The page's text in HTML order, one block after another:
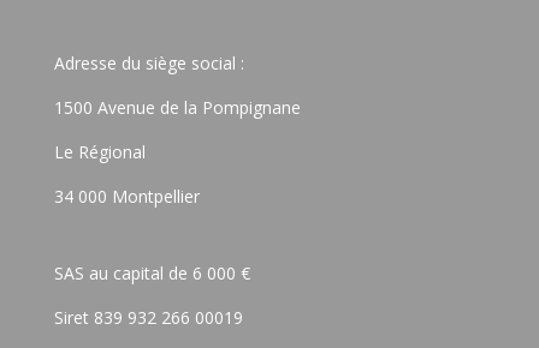
Adresse du siège social :
1500 Avenue de la Pompignane
Le Régional
34 000 Montpellier
SAS au capital de 6 000 €
Siret 839 932 266 00019